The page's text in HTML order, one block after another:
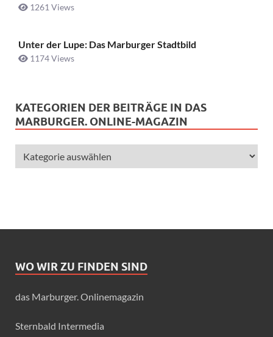
1261 Views
Unter der Lupe: Das Marburger Stadtbild
1174 Views
KATEGORIEN DER BEITRÄGE IN DAS
MARBURGER. ONLINE-MAGAZIN
WO WIR ZU FINDEN SIND
das Marburger. Onlinemagazin
Sternbald Intermedia